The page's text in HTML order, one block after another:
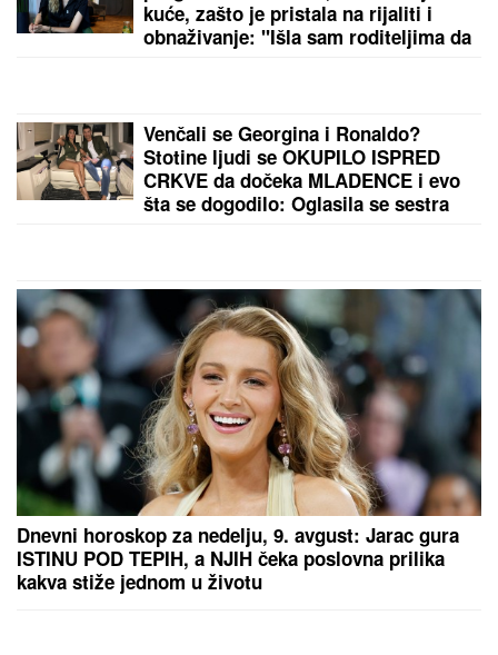
ČETIRI HELIKOPTERA U VAZDUHU, BUKTI 1.500
HEKTARA:Dačić objavio dramatičan snimak iz